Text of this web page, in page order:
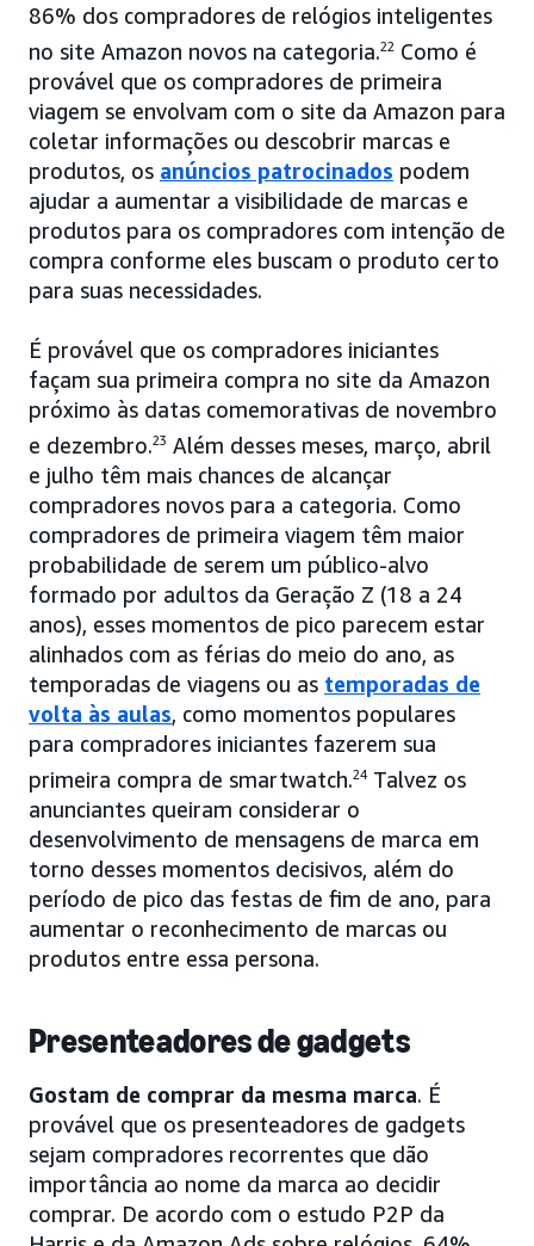
86% dos compradores de relógios inteligentes
no site Amazon novos na categoria.22 Como é
provável que os compradores de primeira
viagem se envolvam com o site da Amazon para
coletar informações ou descobrir marcas e
produtos, os anúncios patrocinados podem
ajudar a aumentar a visibilidade de marcas e
produtos para os compradores com intenção de
compra conforme eles buscam o produto certo
para suas necessidades.
É provável que os compradores iniciantes
façam sua primeira compra no site da Amazon
próximo às datas comemorativas de novembro
e dezembro.23 Além desses meses, março, abril
e julho têm mais chances de alcançar
compradores novos para a categoria. Como
compradores de primeira viagem têm maior
probabilidade de serem um público-alvo
formado por adultos da Geração Z (18 a 24
anos), esses momentos de pico parecem estar
alinhados com as férias do meio do ano, as
temporadas de viagens ou as temporadas de
volta às aulas, como momentos populares
para compradores iniciantes fazerem sua
primeira compra de smartwatch.24 Talvez os
anunciantes queiram considerar o
desenvolvimento de mensagens de marca em
torno desses momentos decisivos, além do
período de pico das festas de fim de ano, para
aumentar o reconhecimento de marcas ou
produtos entre essa persona.
Presenteadores de gadgets
Gostam de comprar da mesma marca. É
provável que os presenteadores de gadgets
sejam compradores recorrentes que dão
importância ao nome da marca ao decidir
comprar. De acordo com o estudo P2P da